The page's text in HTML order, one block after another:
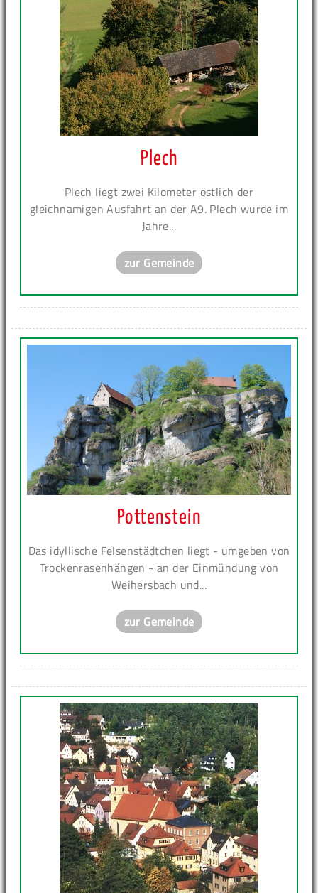
Plech
Plech liegt zwei Kilometer östlich der
gleichnamigen Ausfahrt an der A9. Plech wurde im
Jahre...
zur Gemeinde
Pottenstein
Das idyllische Felsenstädtchen liegt - umgeben von
Trockenrasenhängen - an der Einmündung von
Weihersbach und...
zur Gemeinde